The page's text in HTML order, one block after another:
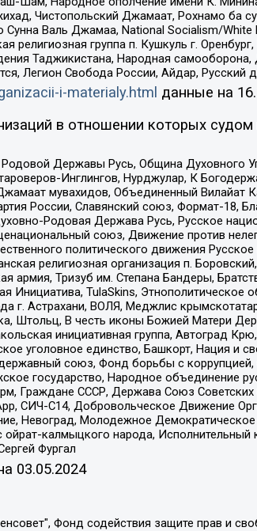
Чистопольский Джамаат, Рохнамо ба
Валь Джамаа, National Socialism/White
религиозная группа п. Кушкуль г.
Таджикистана, Народная
Легион Свобода России, Айдар, Русский
i-materialy.html данные на
в отношении которых
Державы Русь, Община Духовного
Инглингов, Нурджулар, К
мувахидов, Объединенный Вилайат
России, Славянский союз, Формат-18,
Родовая Держава Русь, Русское
союз, Движение против
политического движения
религиозная организация п.
Тризуб им. Степана Бандеры,
TulaSkins, Этнополитическое
г. Астрахани, ВОЛЯ, Меджлис
Штольц, В честь иконы Божией Матери
инициативная группа, Автоград
уголовное единство, Башкорт, Нация и
союз, Фонд борьбы с
государство, Народное объединение
Граждане СССР, Держава Союз Советских
СИЧ-С14, Добровольческое Движение
Невоград, Молодежное
калмыцкого народа, Исполнительный
Фургал
03.05.2024
"Вега 2021", Общество с ограниченной ответственностью "Главный редактор 2021", Общество с ограниченной ответственностью "Ромашки монолит", Важенков Артем Валерьевич, Ивановская областная общественная организация "Центр гендерных исследований", Гурман Юрий Альбертович, Медиапроект "ОВД-Инфо", Егоров Владимир Владимирович, Жилинский Владимир Александрович, Общество с ограниченной ответственностью "ЗП", Иванова София Юрьевна, Карезина Инна Павловна, Кильтау Екатерина Викторовна, Петров Алексей Викторович, Пискунов Сергей Евгеньевич, Смирнов Сергей Сергеевич, Тихонов Михаил Сергеевич, Общество с ограниченной ответственностью "ЖУРНАЛИСТ-ИНОСТРАННЫЙ АГЕНТ", Арапова Галина Юрьевна, Вольтская Татьяна Анатольевна, Американская компания "Mason G.E.S. Anonymous Foundation" (США), являющаяся владельцем интернет-издания https://mnews.world/, Компания "Stichting Bellingcat", зарегистрированная в Нидерландах (дата регистрации 11.07.2018), Захаров Андрей Вячеславович, Клепиковская Екатерина Дмитриевна, Общество с ограниченной ответственностью "МЕМО", Перл Роман Александрович, Симонов Евгений Алексеевич, Соловьева Елена Анатольевна, Сотников Даниил Владимирович, Сурначева Елизавета Дмитриевна, Автономная некоммерческая организация по защите прав человека и информированию населения "Якутия – Наше Мнение", Общество с ограниченной ответственностью "Москоу диджитал медиа", с 26.01.2023 Общество с ограниченной ответственностью "Чайка Белые сады", Ветошкина Валерия Валерьевна, Заговора Максим Александрович, Межрегиональное общественное движение "Российская ЛГБТ - сеть", Оленичев Максим Владимирович, Павлов Иван Юрьевич, Скворцова Елена Сергеевна, Общество с ограниченной ответственностью "Как бы инагент", Кочетков Игорь Викторович, Общество с ограниченной ответственностью "Честные выборы", Еланчик Олег Александрович, Общество с ограниченной ответственностью "Нобелевский призыв", Гималова Регина Эмилевна, Григорьев Андрей Валерьевич, Григорьева Алина Александровна, Ассоциация по содействию защите прав призывников, альтернативнослужащих и военнослужащих "Правозащитная группа "Гражданин.Армия.Право", Хисамова Регина Фаритовна, Автономная некоммерческая организация по реализации социально-правовых программ "Лилит", Дальневосточное общественное движение "Маяк", Санкт-Петербургская ЛГБТ-инициативная группа "Выход", Инициативная группа ЛГБТ+ "Реверс", Алексеев Андрей Викторович, Бекбулатова Таисия Львовна, Беляев Иван Михайлович, Владыкина Елена Сергеевна, Гельман Марат Александрович, Никульшина Вероника Юрьевна, Толоконникова Надежда